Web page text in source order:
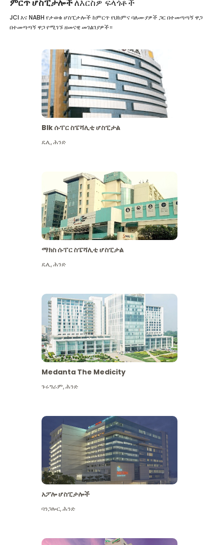
ምርጥ ሆስፒታሎችለእርስዎ ፍላጎቶች
JCI እና NABH የታወቁ ሆስፒታሎች ከምርጥ የህክምና ባለሙያዎች ጋር በተመጣጣኝ ዋጋ
በተመጣጣኝ ዋጋ የሚገኙ ዘመናዊ መገልገያዎች።
Blk ሱፐር ስፔሻሊቲ ሆስፒታል
ዴሊ,ሕንድ
ማክስ ሱፐር ስፔሻሊቲ ሆስፒታል
ዴሊ,ሕንድ
Medanta The Medicity
ጉሩግራም,ሕንድ
አፖሎ ሆስፒታሎች
ባንጋሎር,ሕንድ